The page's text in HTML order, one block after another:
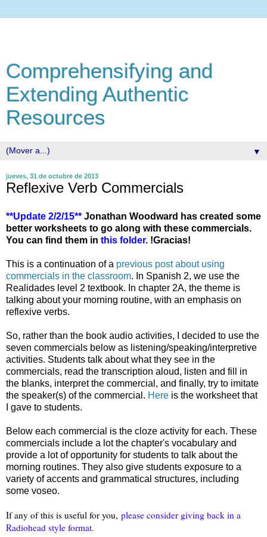
Comprehensifying and
Extending Authentic
Resources
▼
jueves, 31 de octubre de 2013
Reflexive Verb Commercials
**Update 2/2/15** Jonathan Woodward has created some
better worksheets to go along with these commercials.
You can find them in this folder. !Gracias!
This is a continuation of a previous post about using
commercials in the classroom. In Spanish 2, we use the
Realidades level 2 textbook. In chapter 2A, the theme is
talking about your morning routine, with an emphasis on
reflexive verbs.
So, rather than the book audio activities, I decided to use the
seven commercials below as listening/speaking/interpretive
activities. Students talk about what they see in the
commercials, read the transcription aloud, listen and fill in
the blanks, interpret the commercial, and finally, try to imitate
the speaker(s) of the commercial. Here is the worksheet that
I gave to students.
Below each commercial is the cloze activity for each. These
commercials include a lot the chapter's vocabulary and
provide a lot of opportunity for students to talk about the
morning routines. They also give students exposure to a
variety of accents and grammatical structures, including
some voseo.
If any of this is useful for you, please consider giving back in a
Radiohead style format.